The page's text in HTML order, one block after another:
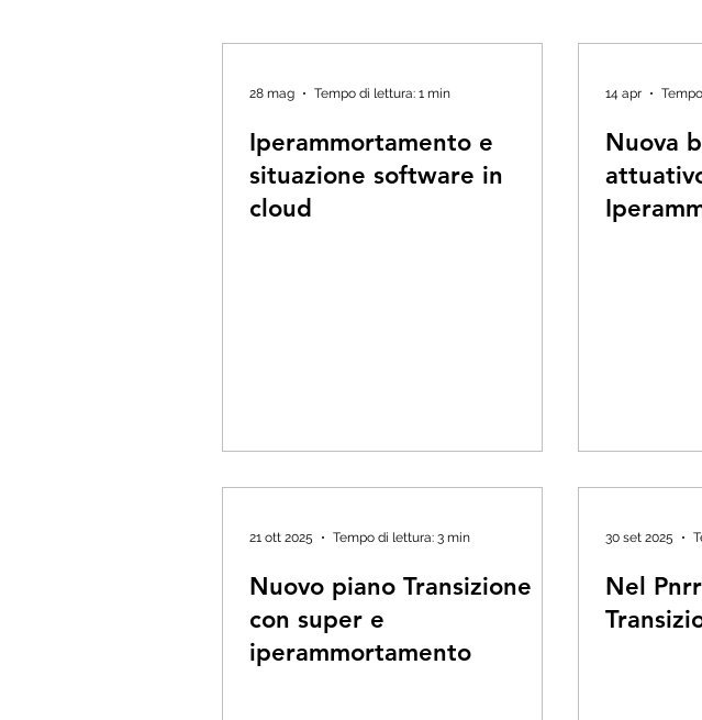
Iperammortamento e
situazione software in
cloud
28 mag Tempo di lettura: 1 min
Nuova
14 apr
Nuovo piano Transizione
con super e
iperammortamento
21 ott 2025 Tempo di lettura: 3 min
Nel
30 set 2025